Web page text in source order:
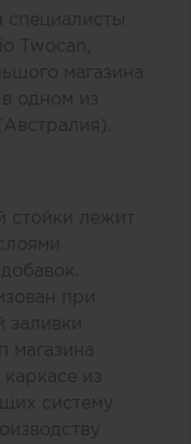
Twocan,
магазина
одном из
стойки лежит
при
заливки
магазина
из
систему